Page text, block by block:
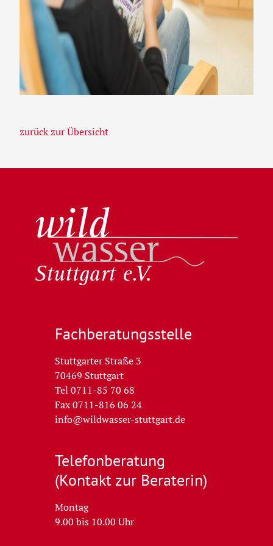
zurück zur Übersicht
Fachberatungs­stelle
Stuttgarter Straße 3
70469 Stuttgart
Tel 0711-85 70 68
Fax 0711-816 06 24
info@wildwasser-stuttgart.de
Telefon­beratung
(Kontakt zur Beraterin)
Montag
9.00 bis 10.00 Uhr